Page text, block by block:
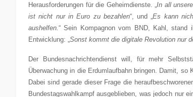
Herausforderungen für die Geheimdienste. „In all
ist nicht nur in Euro zu bezahlen“, und „Es kann
aushelfen. “ Sein Kompagnon vom BND, Kahl, stand
Entwicklung: „ Sonst kommt die digitale Revolution nur
Der Bundesnachrichtendienst will, für mehr
Überwachung in die Erdumlaufbahn bringen. Damit, so
Dabei sind gerade dieser Frage die
Bundestagswahlkampf ausgeblieben, was jedoch nur